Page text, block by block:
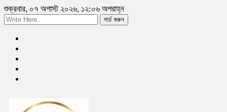
শুক্রবার, ০৭ অগাস্ট ২০২৬, ১২:০৬ অপরাহ্ন
সার্চ করুন